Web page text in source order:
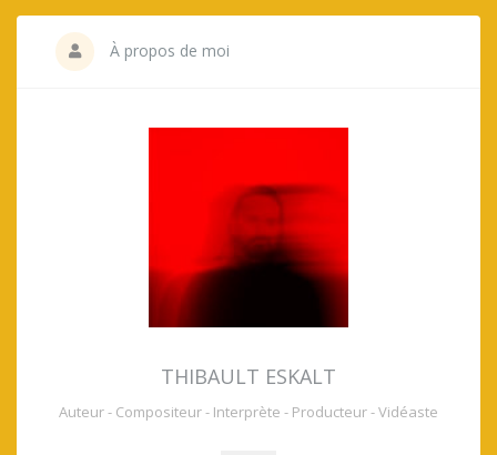
À propos de moi
THIBAULT ESKALT
Auteur - Compositeur - Interprète - Producteur - Vidéaste